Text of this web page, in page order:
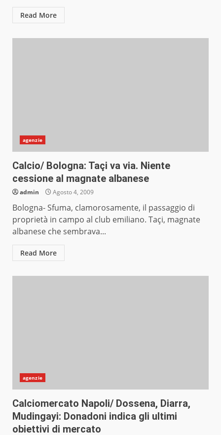
Read More
agenzie
Calcio/ Bologna: Taçi va via. Niente
cessione al magnate albanese
admin Agosto 4, 2009
Bologna- Sfuma, clamorosamente, il passaggio di
proprietà in campo al club emiliano. Taçi, magnate
albanese che sembrava...
Read More
agenzie
Calciomercato Napoli/ Dossena, Diarra,
Mudingayi: Donadoni indica gli ultimi
obiettivi di mercato